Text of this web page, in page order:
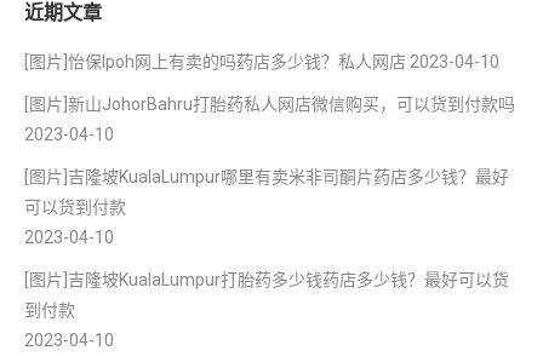
近期文章
[图片]怡保lpoh网上有卖的吗药店多少钱？私人网店 2023-04-10
[图片]新山JohorBahru打胎药私人网店微信购买，可以货到付款吗
2023-04-10
[图片]吉隆坡KualaLumpur哪里有卖米非司酮片药店多少钱？最好
可以货到付款
2023-04-10
[图片]吉隆坡KualaLumpur打胎药多少钱药店多少钱？最好可以货
到付款
2023-04-10